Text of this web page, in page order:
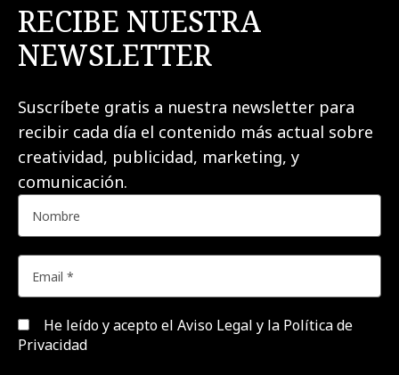
RECIBE NUESTRA
NEWSLETTER
Suscríbete gratis a nuestra newsletter para
recibir cada día el contenido más actual sobre
creatividad, publicidad, marketing, y
comunicación.
He leído y acepto el Aviso Legal y la Política de
Privacidad